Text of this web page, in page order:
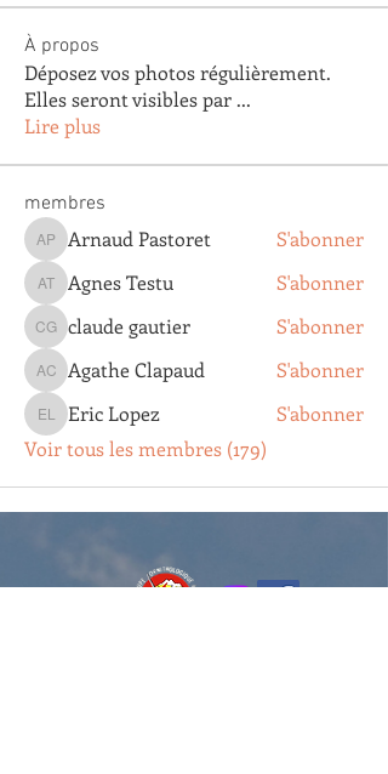
À propos
Déposez vos photos régulièrement.
Elles seront visibles par ...
Lire plus
membres
Arnaud Pastoret
Arnaud Pastoret S'abonner
Agnes Testu
Agnes Testu S'abonner
claude gautier
claude gautier S'abonner
Agathe Clapaud
Agathe Clapaud S'abonner
Eric Lopez
Eric Lopez
S'abonner
Voir tous les membres (179)